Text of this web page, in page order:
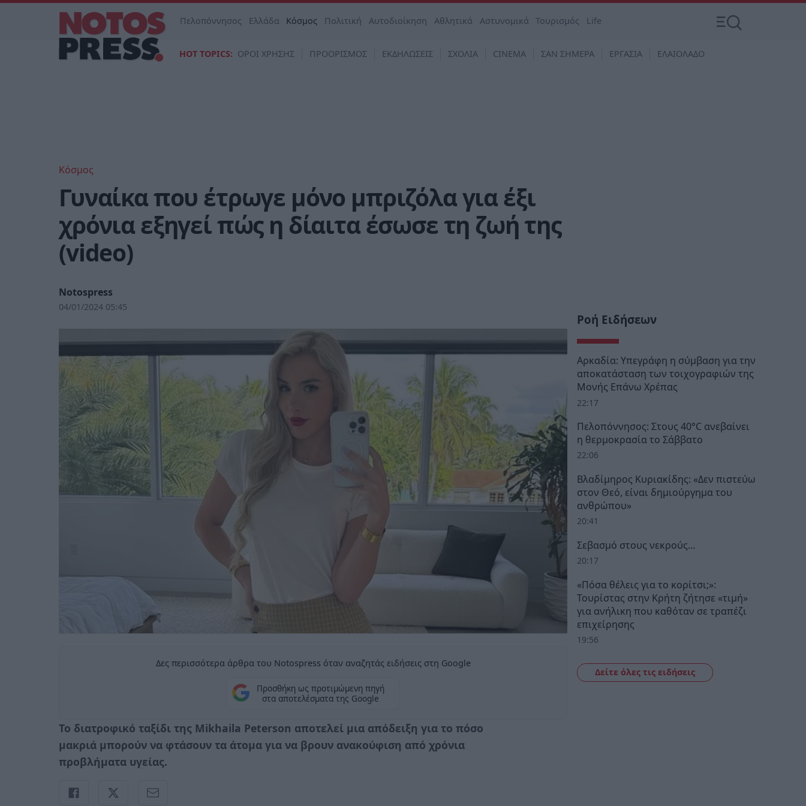
Πελοπόννησος Ελλάδα Κόσμος Πολιτική Αυτοδιοίκηση Αθλητικά Αστυνομικά Τουρισμός Life
HOT TOPICS: ΟΡΟΙ ΧΡΗΣΗΣ ΠΡΟΟΡΙΣΜΟΣ ΕΚΔΗΛΩΣΕΙΣ ΣΧΟΛΙΑ CINEMA ΣΑΝ ΣΗΜΕΡΑ ΕΡΓΑΣΙΑ ΕΛΑΙΟΛΑΔΟ
Κόσμος
Γυναίκα που έτρωγε μόνο μπριζόλα για έξι
χρόνια εξηγεί πώς η δίαιτα έσωσε τη ζωή της
(video)
Notospress
04/01/2024 05:45
Δες περισσότερα άρθρα του Notospress όταν αναζητάς ειδήσεις στη Google
Προσθήκη ως προτιμώμενη πηγή
στα αποτελέσματα της Google
Το διατροφικό ταξίδι της Mikhaila Peterson αποτελεί μια απόδειξη για το πόσο
μακριά μπορούν να φτάσουν τα άτομα για να βρουν ανακούφιση από χρόνια
προβλήματα υγείας.
Ροή Ειδήσεων
Αρκαδία: Υπεγράφη η σύμβαση για την
αποκατάσταση των τοιχογραφιών της
Μονής Επάνω Χρέπας
22:17
Πελοπόννησος: Στους 40°C ανεβαίνει
η θερμοκρασία το Σάββατο
22:06
Βλαδίμηρος Κυριακίδης: «Δεν πιστεύω
στον Θεό, είναι δημιούργημα του
ανθρώπου»
20:41
Σεβασμό στους νεκρούς…
20:17
«Πόσα θέλεις για το κορίτσι;»:
Τουρίστας στην Κρήτη ζήτησε «τιμή»
για ανήλικη που καθόταν σε τραπέζι
επιχείρησης
19:56
Δείτε όλες τις ειδήσεις